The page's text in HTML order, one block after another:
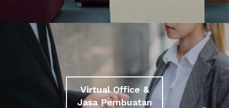
Virtual Office &
Jasa Pembuatan